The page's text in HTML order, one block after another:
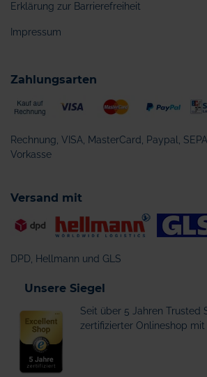
Erklärung zur Barrierefreiheit
Impressum
Zahlungsarten
Rechnung, VISA, MasterCard, Paypal,
Vorkasse
Versand mit
DPD, Hellmann und GLS
Unsere Siegel
Seit über 5 Jahren Trusted
zertifizierter Onlineshop